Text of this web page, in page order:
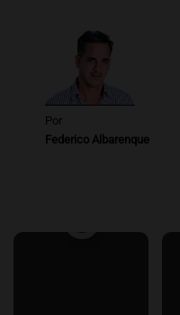
Por
Federico Albarenque